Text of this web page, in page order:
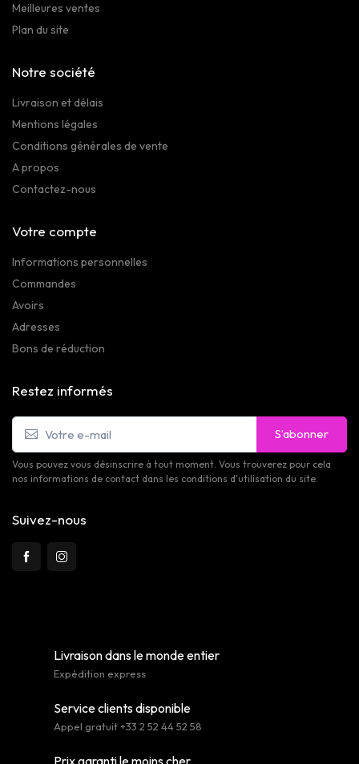
Meilleures ventes
Plan du site
Notre société
Livraison et délais
Mentions légales
Conditions générales de vente
A propos
Contactez-nous
Votre compte
Informations personnelles
Commandes
Avoirs
Adresses
Bons de réduction
Restez informés
S’abonner
Vous pouvez vous désinscrire à tout moment. Vous trouverez pour cela
nos informations de contact dans les conditions d'utilisation du site.
Suivez-nous
Livraison dans le monde entier
Expédition express
Service clients disponible
Appel gratuit +33 2 52 44 52 58
Prix garanti le moins cher